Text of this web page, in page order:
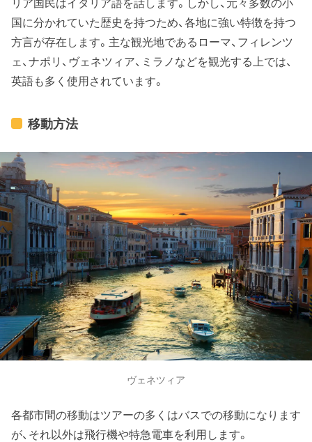
国に分かれていた歴史を持つため、各地に強い特徴を持つ
方言が存在します。主な観光地であるローマ、フィレンツ
ェ、ナポリ、ヴェネツィア、ミラノなどを観光する上では、
英語も多く使用されています。
移動方法
ヴェネツィア
各都市間の移動はツアーの多くはバスでの移動になります
が、それ以外は飛行機や特急電車を利用します。